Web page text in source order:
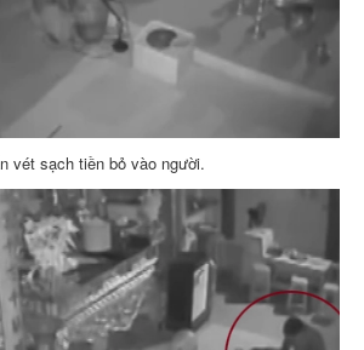
vét sạch tiền bỏ vào người.